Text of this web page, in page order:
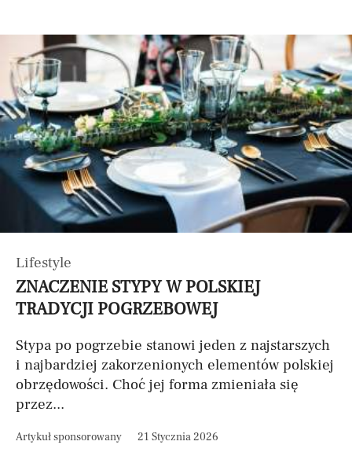
Lifestyle
ZNACZENIE STYPY W POLSKIEJ
TRADYCJI POGRZEBOWEJ
Stypa po pogrzebie stanowi jeden z najstarszych
i najbardziej zakorzenionych elementów polskiej
obrzędowości. Choć jej forma zmieniała się
przez...
Artykuł sponsorowany 21 Stycznia 2026